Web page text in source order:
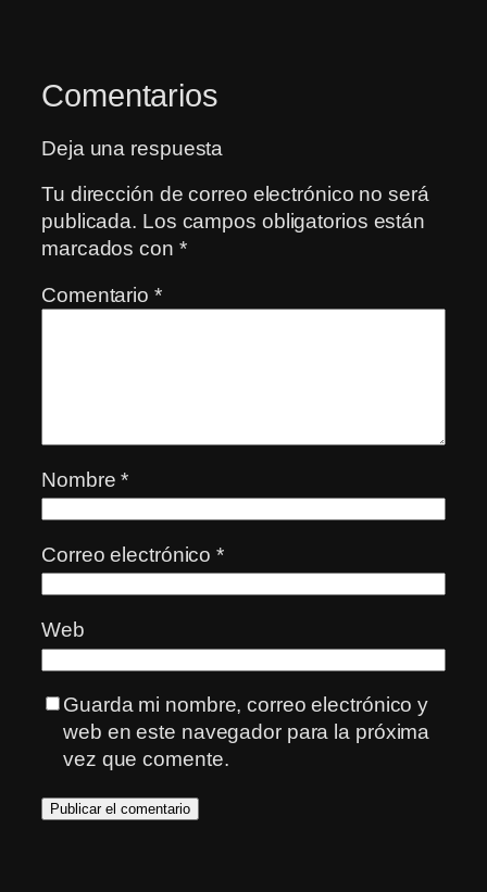
Comentarios
Deja una respuesta
Tu dirección de correo electrónico no será
publicada. Los campos obligatorios están
marcados con *
Comentario *
Nombre*
Correo electrónico*
Web
Guarda mi nombre, correo electrónico y
web en este navegador para la próxima
vez que comente.